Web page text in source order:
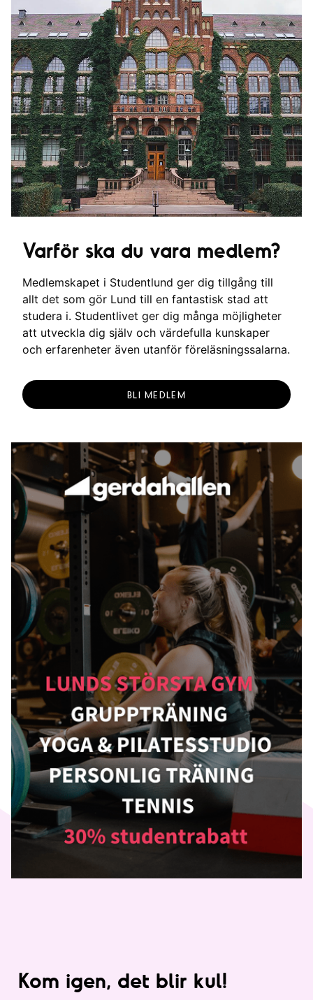
Varför ska du vara medlem?
Medlemskapet i Studentlund ger dig tillgång till
allt det som gör Lund till en fantastisk stad att
studera i. Studentlivet ger dig många möjligheter
att utveckla dig själv och värdefulla kunskaper
och erfarenheter även utanför föreläsningssalarna.
BLI MEDLEM
Kom igen, det blir kul!